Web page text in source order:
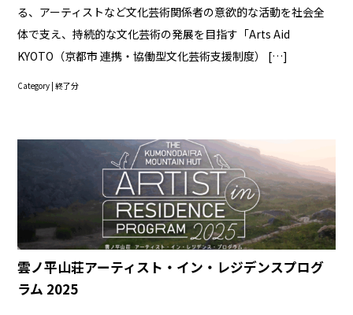
る、アーティストなど文化芸術関係者の意欲的な活動を社会全
体で支え、持続的な文化芸術の発展を目指す「Arts Aid
KYOTO（京都市 連携・協働型文化芸術支援制度） […]
Category |終了分
雲ノ平山荘アーティスト・イン・レジデンスプログ
ラム 2025